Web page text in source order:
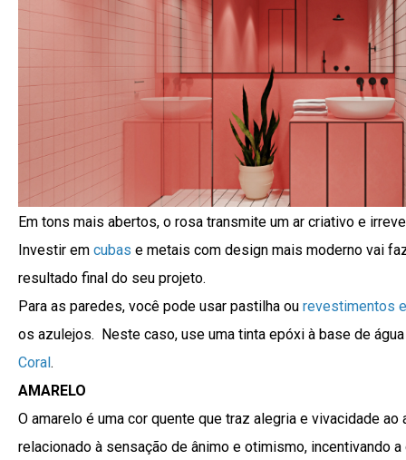
Em tons mais abertos, o rosa transmite um ar criativo e
Investir em cubas e metais com design mais moderno vai
resultado final do seu projeto.
Para as paredes, você pode usar pastilha ou revestimentos
os azulejos. Neste caso, use uma tinta epóxi à base de
Coral.
AMARELO
O amarelo é uma cor quente que traz alegria e vivacidade ao
relacionado à sensação de ânimo e otimismo, incentivando a